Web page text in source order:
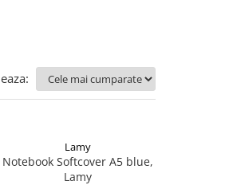
Lamy
Notebook Softcover A5 blue,
Lamy